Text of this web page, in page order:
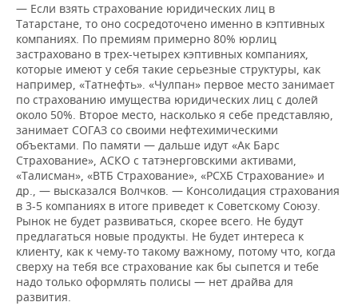
— Если взять страхование юридических лиц в
Татарстане, то оно сосредоточено именно в кэптивных
компаниях. По премиям примерно 80% юрлиц
застраховано в трех-четырех кэптивных компаниях,
которые имеют у себя такие серьезные структуры, как
например, «Татнефть». «Чулпан» первое место занимает
по страхованию имущества юридических лиц с долей
около 50%. Второе место, насколько я себе представляю,
занимает СОГАЗ со своими нефтехимическими
объектами. По памяти — дальше идут «Ак Барс
Страхование», АСКО с татэнерговскими активами,
«Талисман», «ВТБ Страхование», «РСХБ Страхование» и
др., — высказался Волчков. — Консолидация страхования
в 3-5 компаниях в итоге приведет к Советскому Союзу.
Рынок не будет развиваться, скорее всего. Не будут
предлагаться новые продукты. Не будет интереса к
клиенту, как к чему-то такому важному, потому что, когда
сверху на тебя все страхование как бы сыпется и тебе
надо только оформлять полисы — нет драйва для
развития.